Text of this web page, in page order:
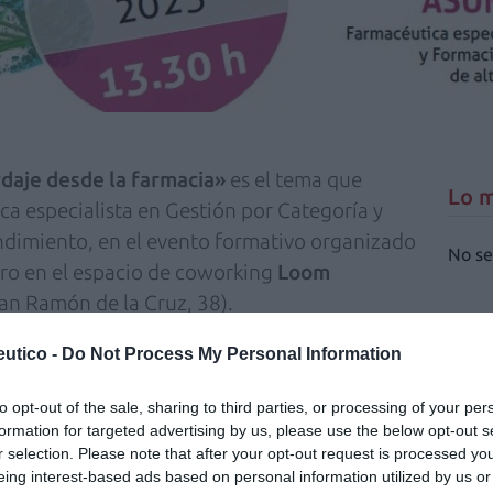
- Do Not Process My Personal Information
opt-out of the sale, sharing to third parties, or processing of your
for targeted advertising by us, please use the below opt-out
selection. Please note that after your opt-out request is processed
interest-based ads based on personal information utilized by us
desde la farmacia» es el tema que
especialista en Gestión por Categoría y
en el evento formativo organizado
en el espacio de coworking Loom
Ramón de la Cruz, 38).
las 13:30 horas, Asun Arias tratará
y hablará de sus principales
del estradiol y de los activos más
El punto final del taller lo pondrá Asun
de recomendación.
Lo
No